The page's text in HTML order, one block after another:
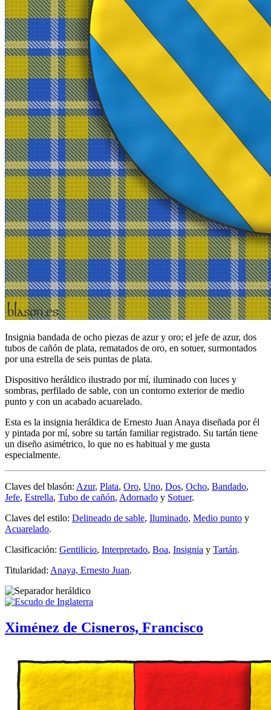
Insignia bandada de ocho piezas de azur y oro; el jefe de azur, dos
tubos de cañón de plata, rematados de oro, en sotuer, surmontados
por una estrella de seis puntas de plata.
Dispositivo heráldico ilustrado por mí, iluminado con luces y
sombras, perfilado de sable, con un contorno exterior de medio
punto y con un acabado acuarelado.
Esta es la insignia heráldica de Ernesto Juan Anaya diseñada por él
y pintada por mí, sobre su tartán familiar registrado. Su tartán tiene
un diseño asimétrico, lo que no es habitual y me gusta
especialmente.
Claves del blasón: Azur, Plata, Oro, Uno, Dos, Ocho, Bandado,
Jefe, Estrella, Tubo de cañón, Adornado y Sotuer.
Claves del estilo: Delineado de sable, Iluminado, Medio punto y
Acuarelado.
Clasificación: Gentilicio, Interpretado, Boa, Insignia y Tartán.
Titularidad: Anaya, Ernesto Juan.
Ximénez de Cisneros, Francisco